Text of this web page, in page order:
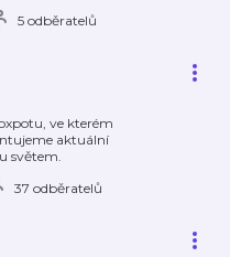
5 odběratelů
ve kterém
aktuální
světem.
37 odběratelů